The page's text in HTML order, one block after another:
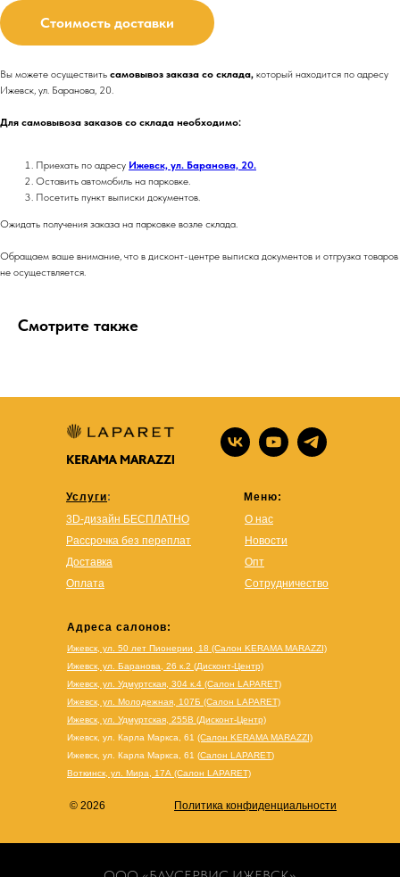
Стоимость доставки
Вы можете осуществить самовывоз заказа со склада, который находится по адресу
Ижевск, ул. Баранова, 20.
Для самовывоза заказов со склада необходимо:
Приехать по адресу Ижевск, ул. Баранова, 20.
Оставить автомобиль на парковке.
Посетить пункт выписки документов.
Ожидать получения заказа на парковке возле склада.
Обращаем ваше внимание, что в дисконт-центре выписка документов и отгрузка товаров
не осуществляется.
Смотрите также
Услуги:
3D-дизайн БЕСПЛАТНО
Рассрочка без переплат
Доставка
Оплата
Меню:
О нас
Новости
Опт
Сотрудничество
Адреса салонов:
Ижевск, ул. 50 лет Пионерии, 18 (Салон KERAMA MARAZZI)
Ижевск, ул. Баранова, 26 к.2 (Дисконт-Центр)
Ижевск, ул. Удмуртская, 304 к.4 (Салон LAPARET)
Ижевск, ул. Молодежная, 107Б (Салон LAPARET)
Ижевск, ул. Удмуртская, 255В (Дисконт-Центр)
Ижевск, ул. Карла Маркса, 61 (Салон KERAMA MARAZZI)
Ижевск, ул. Карла Маркса, 61 (Салон LAPARET)
Воткинск, ул. Мира, 17А (Салон LAPARET)
© 2026 Политика конфиденциальности